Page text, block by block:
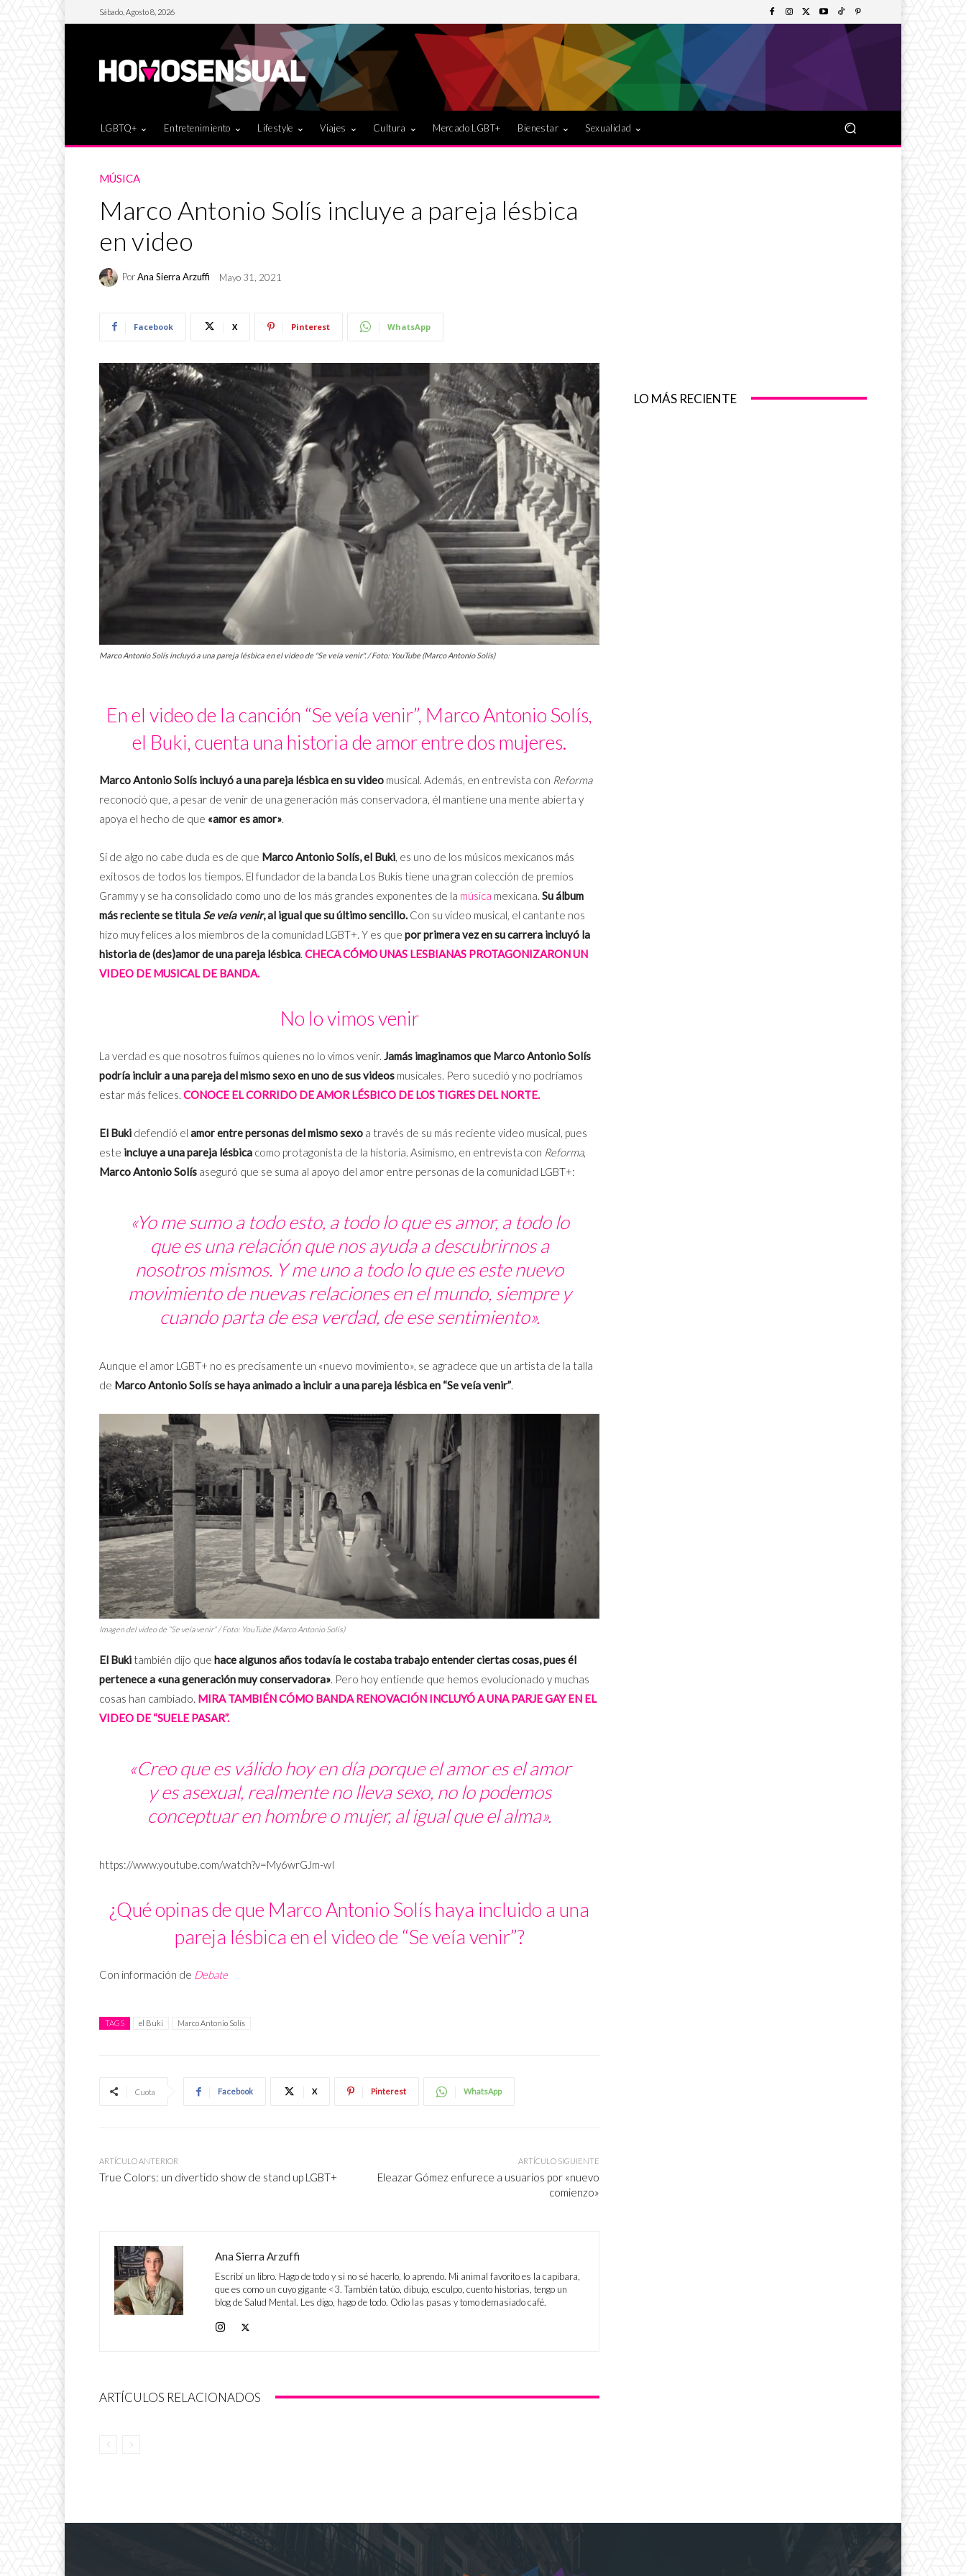
Sábado, Agosto 8, 2026
LGBTQ+ Entretenimiento Lifestyle Viajes Cultura Mercado LGBT+ Bienestar Sexualidad
MÚSICA
Marco Antonio Solís incluye a pareja lésbica
en video
PorAna Sierra Arzuffi Mayo 31, 2021
Facebook X Pinterest WhatsApp
Marco Antonio Solís incluyó a una pareja lésbica en el video de "Se veía venir". / Foto: YouTube (Marco Antonio Solís)
En el video de la canción “Se veía venir”, Marco Antonio Solís,
el Buki, cuenta una historia de amor entre dos mujeres.
Marco Antonio Solís incluyó a una pareja lésbica en su video musical. Además, en entrevista con Reforma
reconoció que, a pesar de venir de una generación más conservadora, él mantiene una mente abierta y
apoya el hecho de que «amor es amor».
Si de algo no cabe duda es de que Marco Antonio Solís, el Buki, es uno de los músicos mexicanos más
exitosos de todos los tiempos. El fundador de la banda Los Bukis tiene una gran colección de premios
Grammy y se ha consolidado como uno de los más grandes exponentes de la música mexicana. Su álbum
más reciente se titulaSe veía venir, al igual que su último sencillo. Con su video musical, el cantante nos
hizo muy felices a los miembros de la comunidad LGBT+. Y es que por primera vez en su carrera incluyó la
historia de (des)amor de una pareja lésbica. CHECA CÓMO UNAS LESBIANAS PROTAGONIZARON UN
VIDEO DE MUSICAL DE BANDA.
No lo vimos venir
La verdad es que nosotros fuimos quienes no lo vimos venir. Jamás imaginamos que Marco Antonio Solís
podría incluir a una pareja del mismo sexo en uno de sus videos musicales. Pero sucedió y no podríamos
estar más felices. CONOCE EL CORRIDO DE AMOR LÉSBICO DE LOS TIGRES DEL NORTE.
El Buki defendió el amor entre personas del mismo sexo a través de su más reciente video musical, pues
este incluye a una pareja lésbica como protagonista de la historia. Asimismo, en entrevista con Reforma,
Marco Antonio Solís aseguró que se suma al apoyo del amor entre personas de la comunidad LGBT+:
«Yo me sumo a todo esto, a todo lo que es amor, a todo lo
que es una relación que nos ayuda a descubrirnos a
nosotros mismos. Y me uno a todo lo que es este nuevo
movimiento de nuevas relaciones en el mundo, siempre y
cuando parta de esa verdad, de ese sentimiento».
Aunque el amor LGBT+ no es precisamente un «nuevo movimiento», se agradece que un artista de la talla
de Marco Antonio Solísse haya animado a incluir a una pareja lésbica en “Se veía venir”.
Imagen del video de “Se veía venir” / Foto: YouTube (Marco Antonio Solís)
El Buki también dijo que hace algunos años todavía le costaba trabajo entender ciertas cosas, pues él
pertenece a «una generación muy conservadora». Pero hoy entiende que hemos evolucionado y muchas
cosas han cambiado. MIRA TAMBIÉN CÓMO BANDA RENOVACIÓN INCLUYÓ A UNA PARJE GAY EN EL
VIDEO DE “SUELE PASAR”.
«Creo que es válido hoy en día porque el amor es el amor
y es asexual, realmente no lleva sexo, no lo podemos
conceptuar en hombre o mujer, al igual que el alma».
https://www.youtube.com/watch?v=My6wrGJm-wI
¿Qué opinas de que Marco Antonio Solís haya incluido a una
pareja lésbica en el video de “Se veía venir”?
Con información de Debate
TAGS el Buki Marco Antonio Solís
Cuota Facebook X Pinterest WhatsApp
ARTÍCULO ANTERIOR
True Colors: un divertido show de stand up LGBT+
ARTÍCULO SIGUIENTE
Eleazar Gómez enfurece a usuarios por «nuevo
comienzo»
Ana Sierra Arzuffi
Escribí un libro. Hago de todo y si no sé hacerlo, lo aprendo. Mi animal favorito es la capibara,
que es como un cuyo gigante <3. También tatúo, dibujo, esculpo, cuento historias, tengo un
blog de Salud Mental. Les digo, hago de todo. Odio las pasas y tomo demasiado café.
ARTÍCULOS RELACIONADOS
LO MÁS RECIENTE